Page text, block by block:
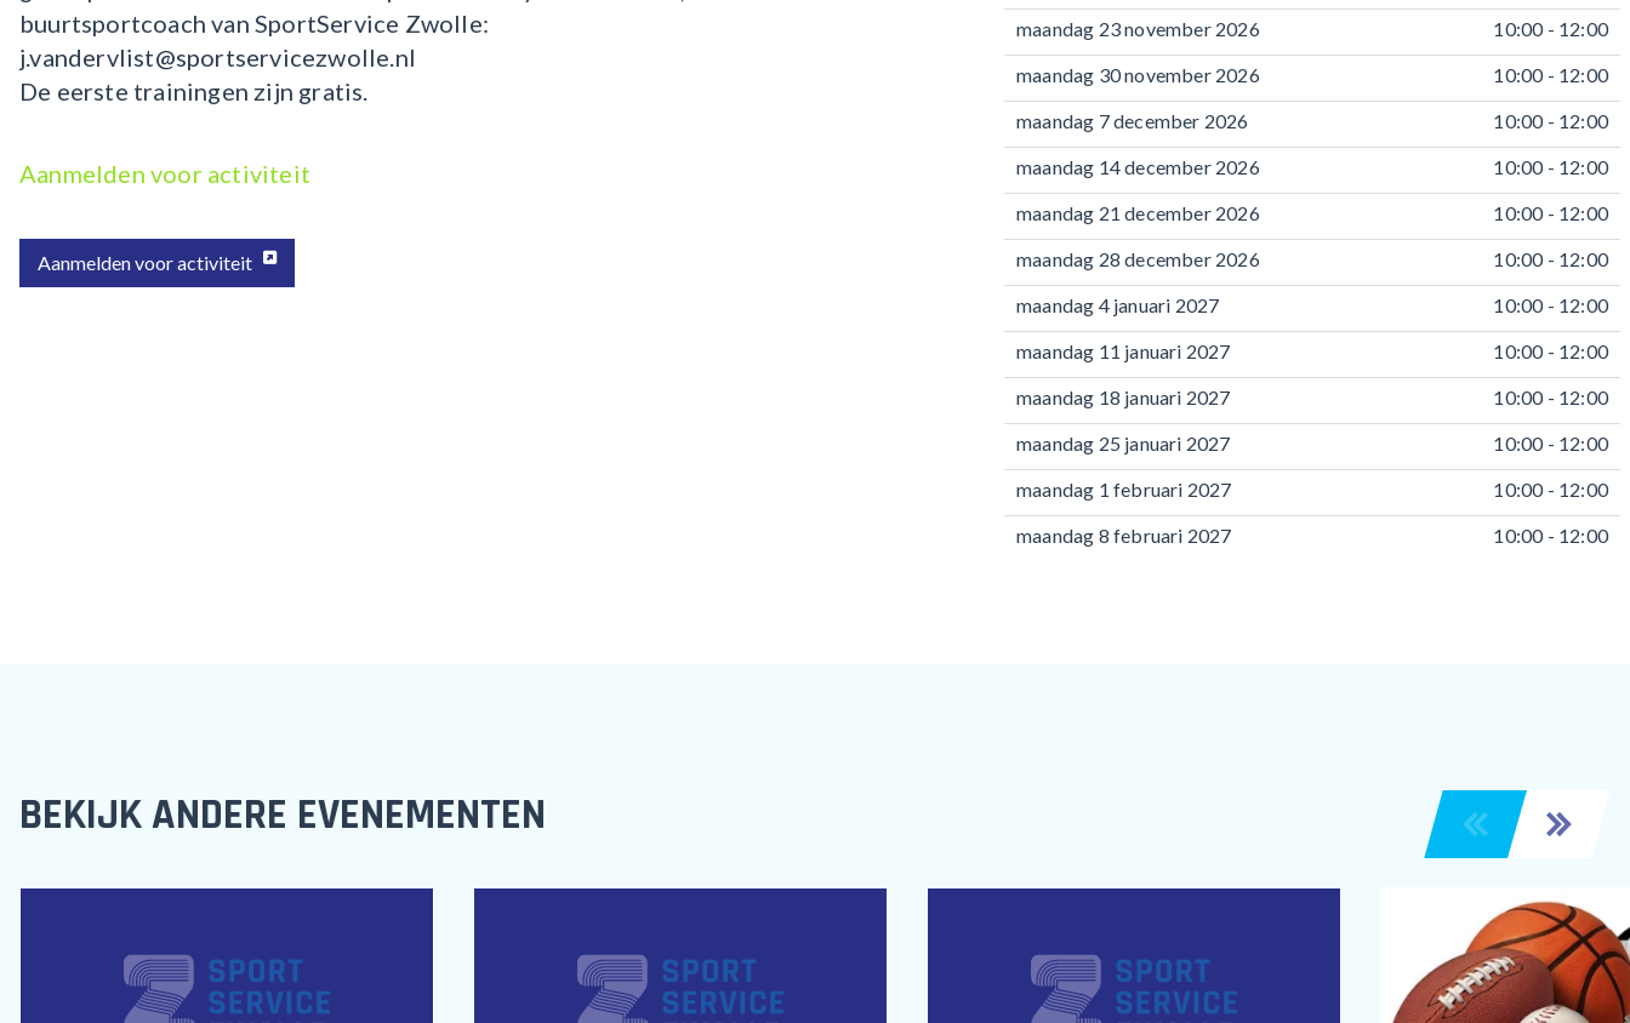
buurtsportcoach van SportService Zwolle:
j.vandervlist@sportservicezwolle.nl
De eerste trainingen zijn gratis.
Aanmelden voor activiteit
Aanmelden voor activiteit
maandag 23 november 2026
10:00 - 12:00
maandag 30 november 2026
10:00 - 12:00
maandag 7 december 2026
10:00 - 12:00
maandag 14 december 2026
10:00 - 12:00
maandag 21 december 2026
10:00 - 12:00
maandag 28 december 2026
10:00 - 12:00
maandag 4 januari 2027
10:00 - 12:00
maandag 11 januari 2027
10:00 - 12:00
maandag 18 januari 2027
10:00 - 12:00
maandag 25 januari 2027
10:00 - 12:00
maandag 1 februari 2027
10:00 - 12:00
maandag 8 februari 2027
10:00 - 12:00
BEKIJK ANDERE EVENEMENTEN